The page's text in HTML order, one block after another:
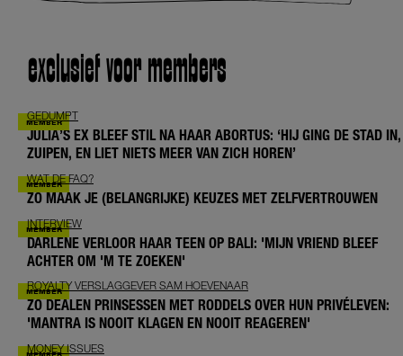
exclusief voor members
GEDUMPT
JULIA’S EX BLEEF STIL NA HAAR ABORTUS: ‘HIJ GING DE STAD IN,
ZUIPEN, EN LIET NIETS MEER VAN ZICH HOREN’
WAT DE FAQ?
ZO MAAK JE (BELANGRIJKE) KEUZES MET ZELFVERTROUWEN
INTERVIEW
DARLENE VERLOOR HAAR TEEN OP BALI: 'MIJN VRIEND BLEEF
ACHTER OM 'M TE ZOEKEN'
ROYALTY VERSLAGGEVER SAM HOEVENAAR
ZO DEALEN PRINSESSEN MET RODDELS OVER HUN PRIVÉLEVEN:
'MANTRA IS NOOIT KLAGEN EN NOOIT REAGEREN'
MONEY ISSUES